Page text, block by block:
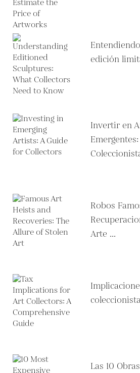
edición
Invertir en
Robos
Arte ...
Las 10